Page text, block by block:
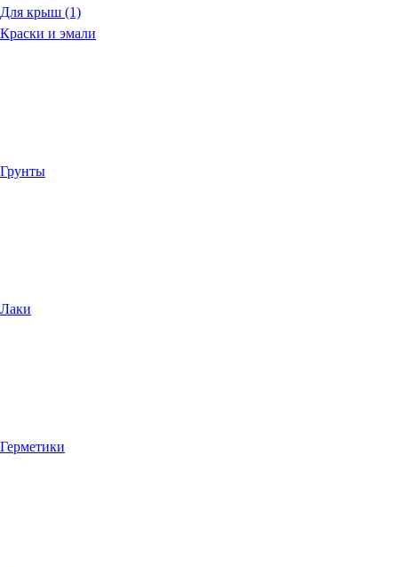
Для крыш (1)
Краски и эмали
Грунты
Лаки
Герметики